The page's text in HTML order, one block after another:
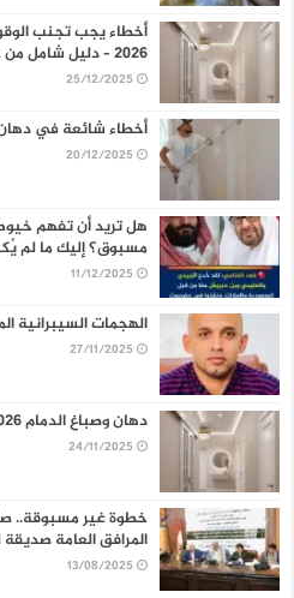
أخطاء يجب تجنب
2026 – دليل شامل من خبراء الديكور
25/12/2025
أخطاء شائعة في
20/12/2025
هل تريد أن تفهم
مسبوق؟ إليك ما لم
11/12/2025
الهجمات السيبرانية
27/11/2025
دهان وصباغ الدمام 2026 – خبراء ديكورات وأصباغ الشرقية
24/11/2025
خطوة غير مسبوقة..
المرافق العامة صديقة
13/08/2025